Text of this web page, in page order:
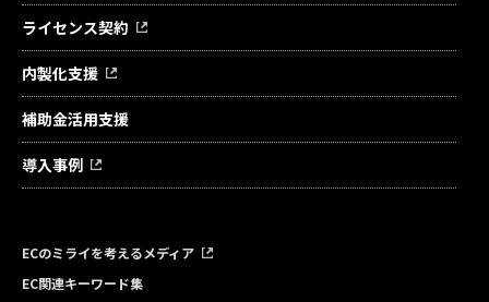
ライセンス契約
内製化支援
補助金活用支援
導入事例
ECのミライを考えるメディア
EC関連キーワード集